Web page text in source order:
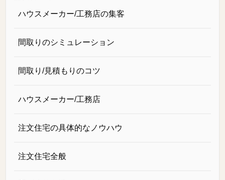
ハウスメーカー/工務店の集客
間取りのシミュレーション
間取り/見積もりのコツ
ハウスメーカー/工務店
注文住宅の具体的なノウハウ
注文住宅全般